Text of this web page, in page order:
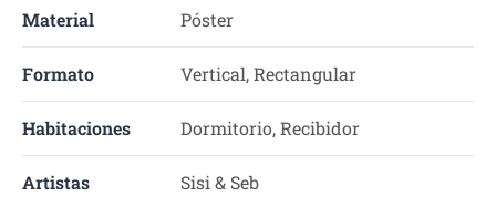
Material Póster
Formato Vertical, Rectangular
Habitaciones Dormitorio, Recibidor
Artistas Sisi & Seb